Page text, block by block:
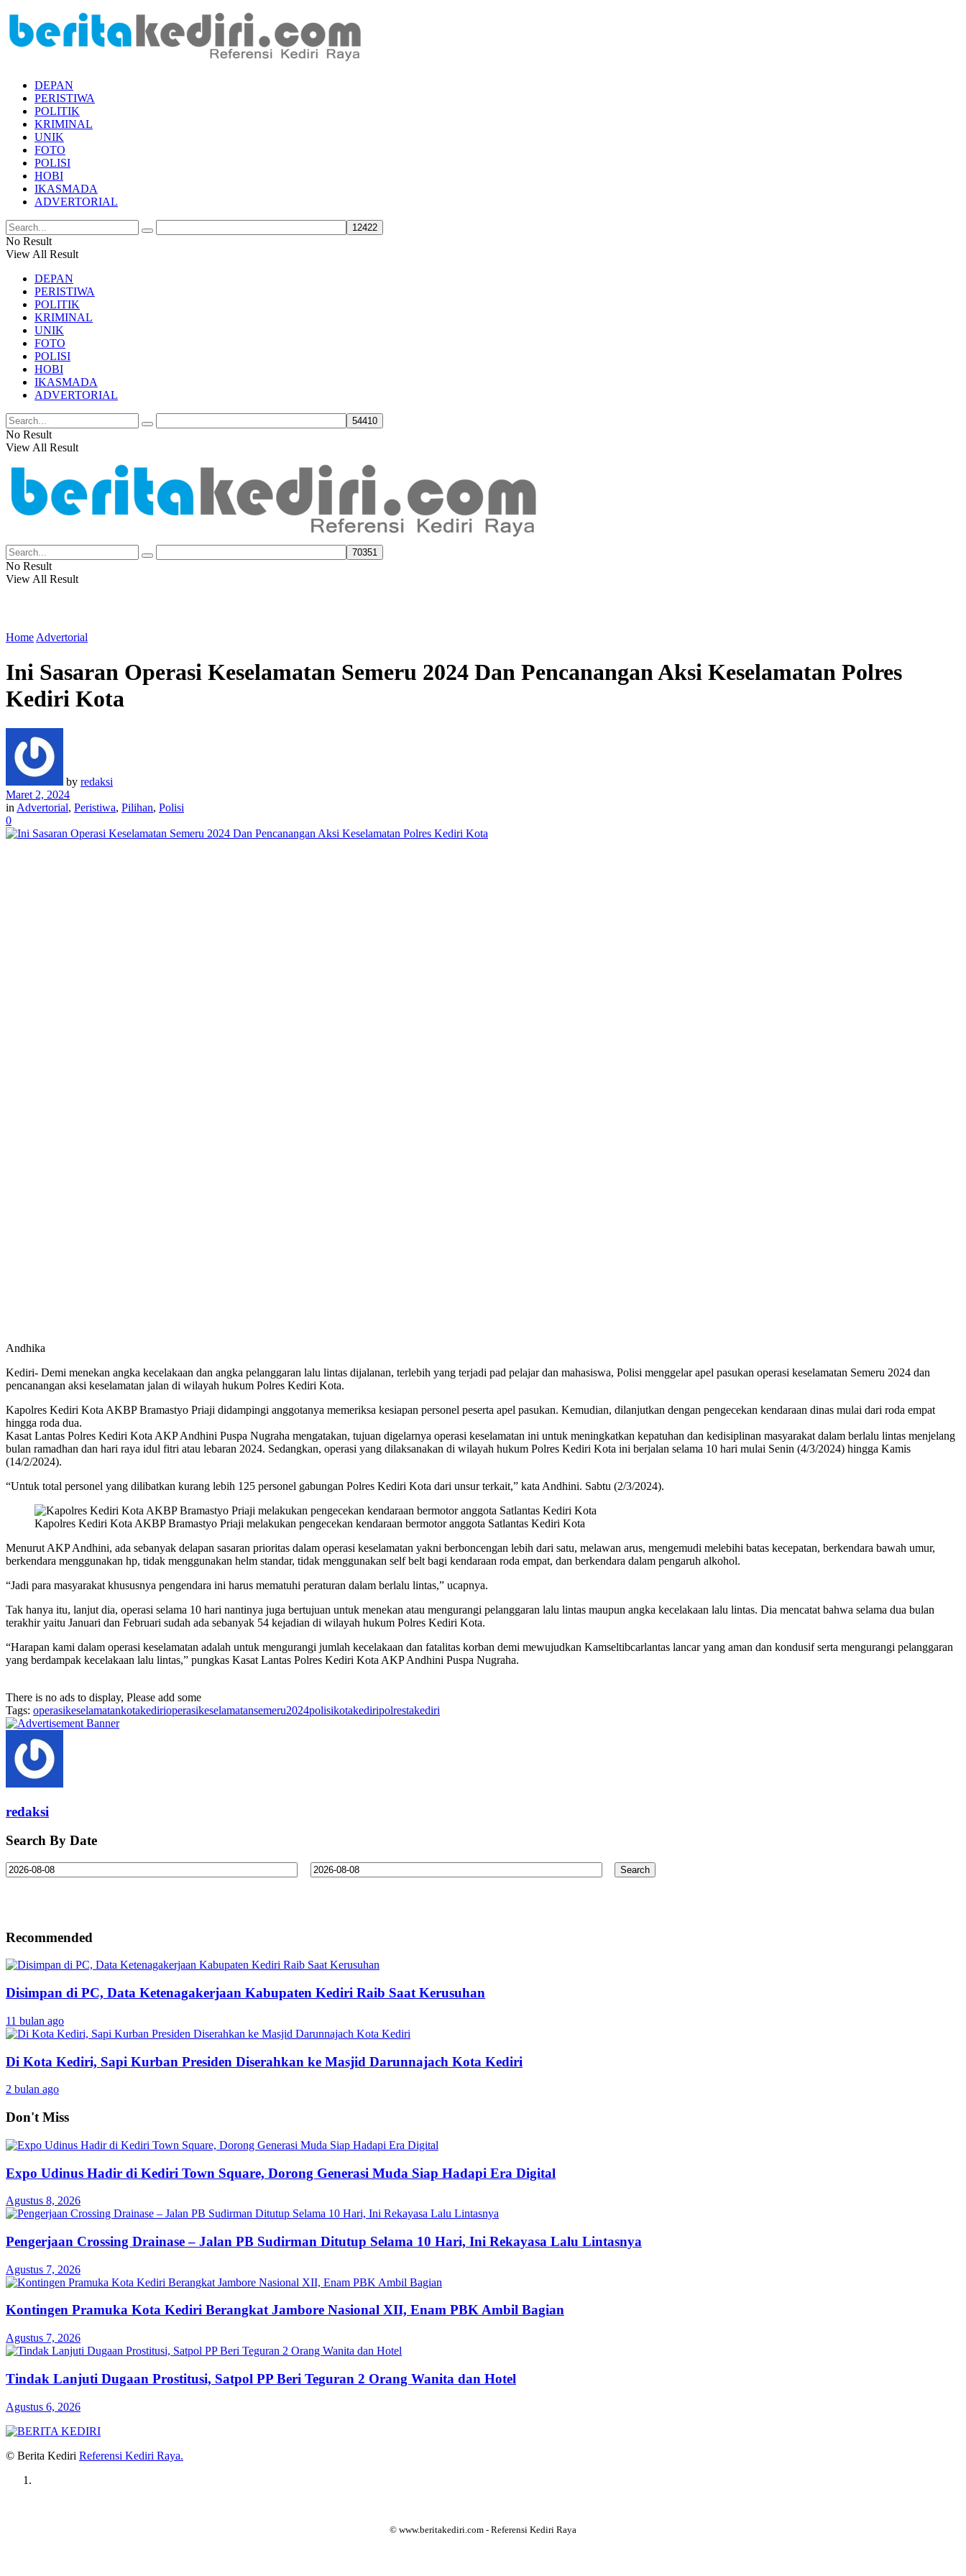
DEPAN
PERISTIWA
POLITIK
KRIMINAL
UNIK
FOTO
POLISI
HOBI
IKASMADA
ADVERTORIAL
No Result
View All Result
DEPAN
PERISTIWA
POLITIK
KRIMINAL
UNIK
FOTO
POLISI
HOBI
IKASMADA
ADVERTORIAL
No Result
View All Result
No Result
View All Result
Home Advertorial
Ini Sasaran Operasi Keselamatan Semeru 2024 Dan Pencanangan Aksi Keselamatan Polres
Kediri Kota
by redaksi
Maret 2, 2024
in Advertorial, Peristiwa, Pilihan, Polisi
0
Andhika
Kediri- Demi menekan angka kecelakaan dan angka pelanggaran lalu lintas dijalanan, terlebih yang terjadi pad pelajar dan mahasiswa, Polisi menggelar apel pasukan operasi keselamatan Semeru 2024 dan
pencanangan aksi keselamatan jalan di wilayah hukum Polres Kediri Kota.
Kapolres Kediri Kota AKBP Bramastyo Priaji didampingi anggotanya memeriksa kesiapan personel peserta apel pasukan. Kemudian, dilanjutkan dengan pengecekan kendaraan dinas mulai dari roda empat
hingga roda dua.
Kasat Lantas Polres Kediri Kota AKP Andhini Puspa Nugraha mengatakan, tujuan digelarnya operasi keselamatan ini untuk meningkatkan kepatuhan dan kedisiplinan masyarakat dalam berlalu lintas menjelang
bulan ramadhan dan hari raya idul fitri atau lebaran 2024. Sedangkan, operasi yang dilaksanakan di wilayah hukum Polres Kediri Kota ini berjalan selama 10 hari mulai Senin (4/3/2024) hingga Kamis
(14/2/2024).
“Untuk total personel yang dilibatkan kurang lebih 125 personel gabungan Polres Kediri Kota dari unsur terkait,” kata Andhini. Sabtu (2/3/2024).
Kapolres Kediri Kota AKBP Bramastyo Priaji melakukan pengecekan kendaraan bermotor anggota Satlantas Kediri Kota
Menurut AKP Andhini, ada sebanyak delapan sasaran prioritas dalam operasi keselamatan yakni berboncengan lebih dari satu, melawan arus, mengemudi melebihi batas kecepatan, berkendara bawah umur,
berkendara menggunakan hp, tidak menggunakan helm standar, tidak menggunakan self belt bagi kendaraan roda empat, dan berkendara dalam pengaruh alkohol.
“Jadi para masyarakat khususnya pengendara ini harus mematuhi peraturan dalam berlalu lintas,” ucapnya.
Tak hanya itu, lanjut dia, operasi selama 10 hari nantinya juga bertujuan untuk menekan atau mengurangi pelanggaran lalu lintas maupun angka kecelakaan lalu lintas. Dia mencatat bahwa selama dua bulan
terakhir yaitu Januari dan Februari sudah ada sebanyak 54 kejadian di wilayah hukum Polres Kediri Kota.
“Harapan kami dalam operasi keselamatan adalah untuk mengurangi jumlah kecelakaan dan fatalitas korban demi mewujudkan Kamseltibcarlantas lancar yang aman dan kondusif serta mengurangi pelanggaran
yang berdampak kecelakaan lalu lintas,” pungkas Kasat Lantas Polres Kediri Kota AKP Andhini Puspa Nugraha.
There is no ads to display, Please add some
Tags: operasikeselamatankotakedirioperasikeselamatansemeru2024polisikotakediripolrestakediri
redaksi
Search By Date
Recommended
Disimpan di PC, Data Ketenagakerjaan Kabupaten Kediri Raib Saat Kerusuhan
11 bulan ago
Di Kota Kediri, Sapi Kurban Presiden Diserahkan ke Masjid Darunnajach Kota Kediri
2 bulan ago
Don't Miss
Expo Udinus Hadir di Kediri Town Square, Dorong Generasi Muda Siap Hadapi Era Digital
Agustus 8, 2026
Pengerjaan Crossing Drainase – Jalan PB Sudirman Ditutup Selama 10 Hari, Ini Rekayasa Lalu Lintasnya
Agustus 7, 2026
Kontingen Pramuka Kota Kediri Berangkat Jambore Nasional XII, Enam PBK Ambil Bagian
Agustus 7, 2026
Tindak Lanjuti Dugaan Prostitusi, Satpol PP Beri Teguran 2 Orang Wanita dan Hotel
Agustus 6, 2026
© Berita Kediri Referensi Kediri Raya.
© www.beritakediri.com - Referensi Kediri Raya